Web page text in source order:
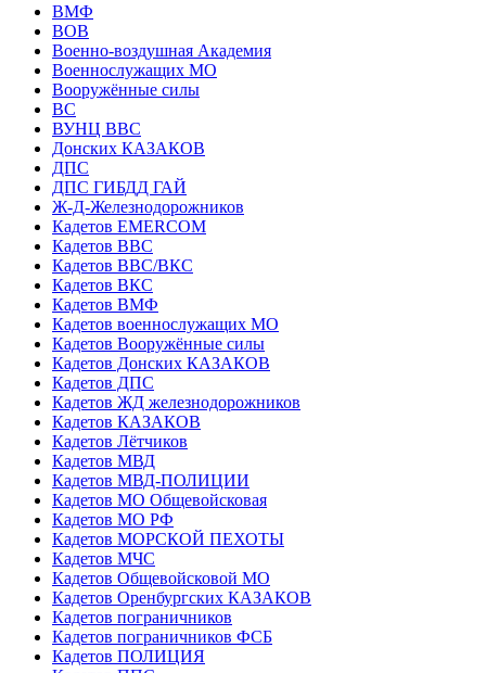
ВМФ
ВОВ
Военно-воздушная Академия
Военнослужащих МО
Вооружённые силы
ВС
ВУНЦ ВВС
Донских КАЗАКОВ
ДПС
ДПС ГИБДД ГАЙ
Ж-Д-Железнодорожников
Кадетов EMERCOM
Кадетов ВВС
Кадетов ВВС/ВКС
Кадетов ВКС
Кадетов ВМФ
Кадетов военнослужащих МО
Кадетов Вооружённые силы
Кадетов Донских КАЗАКОВ
Кадетов ДПС
Кадетов ЖД железнодорожников
Кадетов КАЗАКОВ
Кадетов Лётчиков
Кадетов МВД
Кадетов МВД-ПОЛИЦИИ
Кадетов МО Общевойсковая
Кадетов МО РФ
Кадетов МОРСКОЙ ПЕХОТЫ
Кадетов МЧС
Кадетов Общевойсковой МО
Кадетов Оренбургских КАЗАКОВ
Кадетов пограничников
Кадетов пограничников ФСБ
Кадетов ПОЛИЦИЯ